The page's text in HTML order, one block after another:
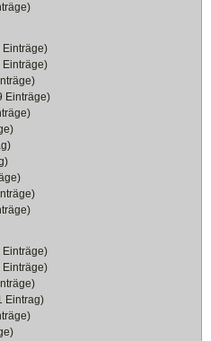
Einträge)
Einträge)
Einträge)
Einträge)
Einträge)
Eintrag)